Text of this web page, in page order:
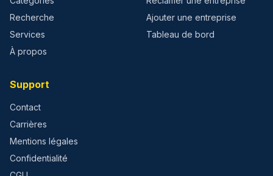
Recherche
Services
À propos
Ajouter une entreprise
Tableau de bord
Support
Contact
Carrières
Mentions légales
Confidentialité